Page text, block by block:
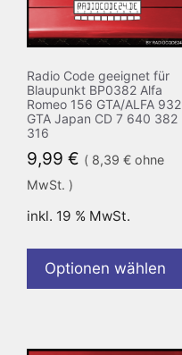
Radio Code geeignet für
Blaupunkt BP0382 Alfa
Romeo 156 GTA/ALFA 932
GTA Japan CD 7 640 382
316
9,99 € ( 8,39 € ohne
MwSt. )
inkl. 19 % MwSt.
Optionen wählen